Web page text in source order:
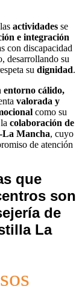
actividadesse
e integración
con discapacidad
desarrollando su
su dignidad.
entorno cálido,
valorada y
como su
colaboración de
La Mancha, cuyo
de atención
que
son
de
La